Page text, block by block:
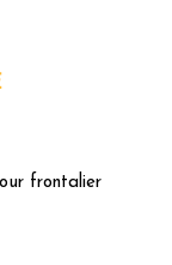
frontalier